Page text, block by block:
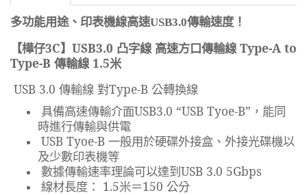
多功能用途、印表機線高速USB3.0傳輸速度！
【樺仔3C】 USB3.0 凸字線 高速方口傳輸線Type-A to
Type-B 傳輸線1.5米
USB 3.0 傳輸線 對Type-B 公轉換線
具備高速傳輸介面USB3.0 “USB Tyoe-B” ，能同
時進行傳輸與供電
USB Tyoe-B 一般用於硬碟外接盒、外接光碟機以
及少數印表機等
數據傳輸速率理論可以達到USB 3.0 5Gbps
線材長度： 1.5米＝150 公分